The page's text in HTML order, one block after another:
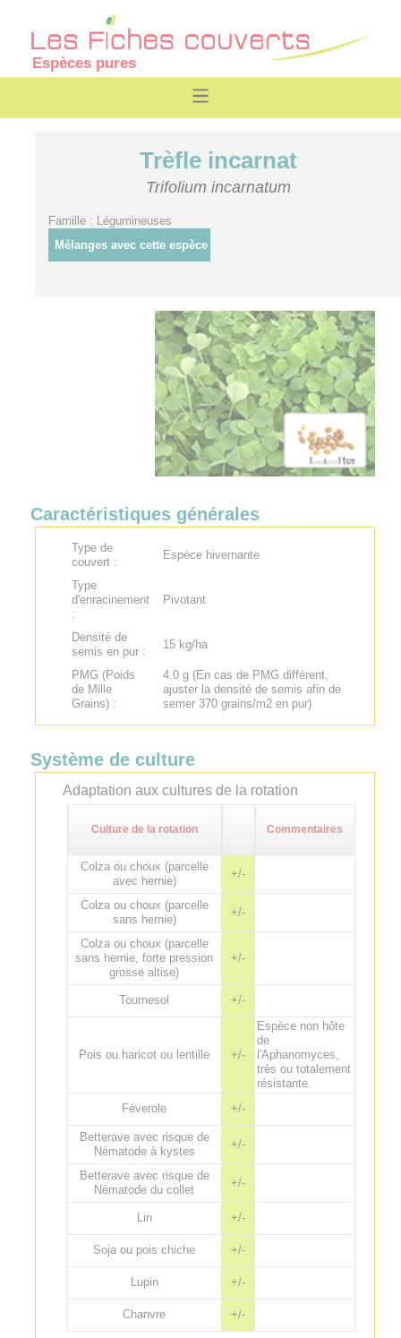
Espèces pures
Trèfle incarnat
Trifolium incarnatum
Famille : Légumineuses
Caractéristiques générales
Type de
couvert :
Espèce hivernante
Type
d'enracinement
:
Pivotant
Densité de
semis en pur :
15 kg/ha
PMG (Poids
de Mille
Grains) :
4.0 g (En cas de PMG différent,
ajuster la densité de semis afin de
semer 370 grains/m2 en pur)
Système de culture
Adaptation aux cultures de la rotation
Culture de la rotation Commentaires
Colza ou choux (parcelle
avec hernie)
+/-
Colza ou choux (parcelle
sans hernie)
+/-
Colza ou choux (parcelle
sans hernie, forte pression
grosse altise)
+/-
Tournesol +/-
Pois ou haricot ou lentille +/-
Espèce non hôte
de
l'Aphanomyces,
très ou totalement
résistante.
Féverole
+/-
Betterave avec risque de
Nématode à kystes
+/-
Betterave avec risque de
Nématode du collet
+/-
Lin +/-
Soja ou pois chiche +/-
Lupin +/-
Chanvre +/-